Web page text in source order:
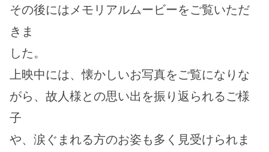
その後にはメモリアルムービーをご覧いただ
きま
した。
上映中には、懐かしいお写真をご覧になりな
がら、故人様との思い出を振り返られるご様
子
や、涙ぐまれる方のお姿も多く見受けられま